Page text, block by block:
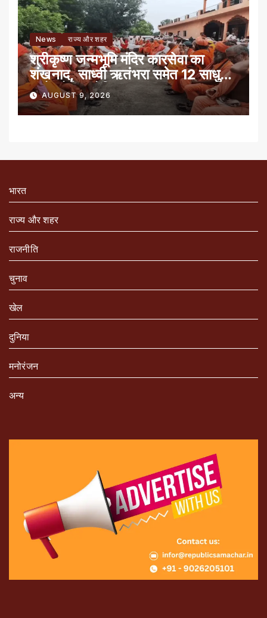
News राज्य और शहर
श्रीकृष्ण जन्मभूमि मंदिर कारसेवा का
शंखनाद, साध्वी ऋतंभरा समेत 12 साधु-
संतों को रेड नोटिस
AUGUST 9, 2026
भारत
राज्य और शहर
राजनीति
चुनाव
खेल
दुनिया
मनोरंजन
अन्य